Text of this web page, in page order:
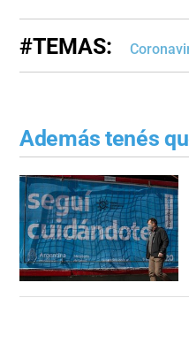
#TEMAS:
Además tenés